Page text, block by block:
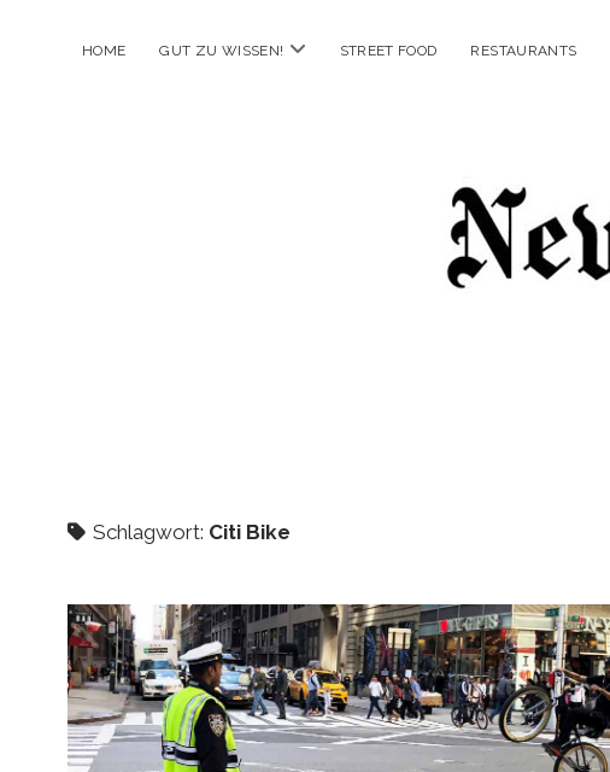
HOME GUT ZU WISSEN! Menü
STREET FOOD RESTAURANTS
Schlagwort: Citi Bike